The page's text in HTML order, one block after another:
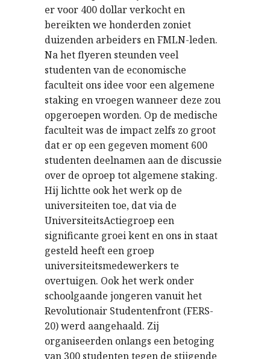
er voor 400 dollar verkocht en
bereikten we honderden zoniet
duizenden arbeiders en FMLN-leden.
Na het flyeren steunden veel
studenten van de economische
faculteit ons idee voor een algemene
staking en vroegen wanneer deze zou
opgeroepen worden. Op de medische
faculteit was de impact zelfs zo groot
dat er op een gegeven moment 600
studenten deelnamen aan de discussie
over de oproep tot algemene staking.
Hij lichtte ook het werk op de
universiteiten toe, dat via de
UniversiteitsActiegroep een
significante groei kent en ons in staat
gesteld heeft een groep
universiteitsmedewerkers te
overtuigen. Ook het werk onder
schoolgaande jongeren vanuit het
Revolutionair Studentenfront (FERS-
20) werd aangehaald. Zij
organiseerden onlangs een betoging
van 300 studenten tegen de stijgende